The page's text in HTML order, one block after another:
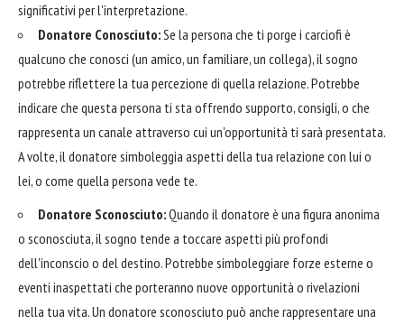
significativi per l'interpretazione.
Donatore Conosciuto:Se la persona che ti porge i carciofi è
qualcuno che conosci (un amico, un familiare, un collega), il sogno
potrebbe riflettere la tua percezione di quella relazione. Potrebbe
indicare che questa persona ti sta offrendo supporto, consigli, o che
rappresenta un canale attraverso cui un'opportunità ti sarà presentata.
A volte, il donatore simboleggia aspetti della tua relazione con lui o
lei, o come quella persona vede te.
Donatore Sconosciuto:Quando il donatore è una figura anonima
o sconosciuta, il sogno tende a toccare aspetti più profondi
dell'inconscio o del destino. Potrebbe simboleggiare forze esterne o
eventi inaspettati che porteranno nuove opportunità o rivelazioni
nella tua vita. Un donatore sconosciuto può anche rappresentare una